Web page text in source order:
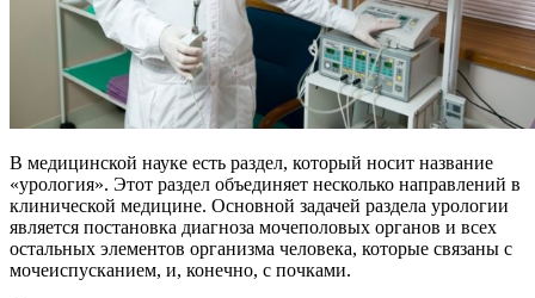
В медицинской науке есть раздел, который носит название
«урология». Этот раздел объединяет несколько направлений в
клинической медицине. Основной задачей раздела урологии
является постановка диагноза мочеполовых органов и всех
остальных элементов организма человека, которые связаны с
мочеиспусканием, и, конечно, с почками.